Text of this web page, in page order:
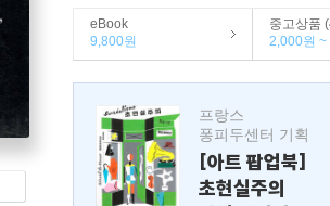
eBook
9,800원
중고상품
2,000원 ~
프랑스
퐁피두센터 기획
[아트 팝업북]
초현실주의